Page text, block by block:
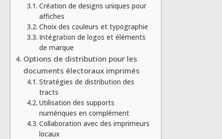
Création de designs uniques pour
affiches
Choix des couleurs et typographie
Intégration de logos et éléments
de marque
Options de distribution pour les
documents électoraux imprimés
Stratégies de distribution des
tracts
Utilisation des supports
numériques en complément
Collaboration avec des imprimeurs
locaux